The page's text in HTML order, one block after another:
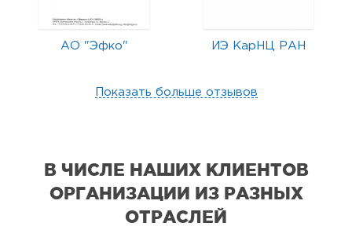
АО "Эфко" ИЭ КарНЦ РАН
Показать больше отзывов
В ЧИСЛЕ НАШИХ КЛИЕНТОВ
ОРГАНИЗАЦИИ ИЗ РАЗНЫХ
ОТРАСЛЕЙ